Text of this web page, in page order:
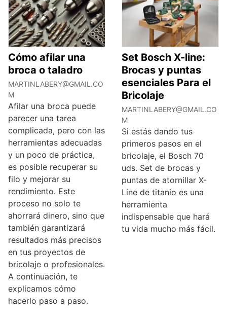
Cómo afilar una
broca o taladro
MARTINLABERY@GMAIL.CO
M
Afilar una broca puede
parecer una tarea
complicada, pero con las
herramientas adecuadas
y un poco de práctica,
es posible recuperar su
filo y mejorar su
rendimiento. Este
proceso no solo te
ahorrará dinero, sino que
también garantizará
resultados más precisos
en tus proyectos de
bricolaje o profesionales.
A continuación, te
explicamos cómo
hacerlo paso a paso.
Set Bosch X-line:
Brocas y puntas
esenciales Para el
Bricolaje
MARTINLABERY@GMAIL.CO
M
Si estás dando tus
primeros pasos en el
bricolaje, el Bosch 70
uds. Set de brocas y
puntas de atornillar X-
Line de titanio es una
herramienta
indispensable que hará
tu vida mucho más fácil.